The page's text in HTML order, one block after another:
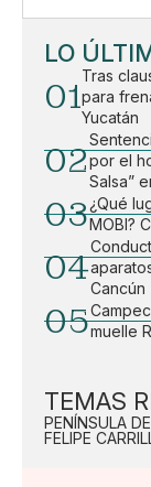
LO
01
Tras
para
Yucatán
02por el
Salsa”
03¿Qué
MOBI?
04Cancún
05muelle
TEMAS
PENÍNSULA
FELIPE